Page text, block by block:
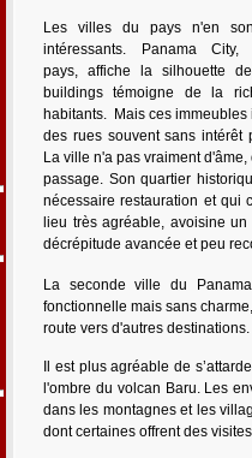
Les villes du pays n'en
intéressants. Panama
pays, affiche la silhouette
buildings témoigne de la
habitants. Mais ces
des rues souvent sans intérêt
La ville n'a pas vraiment
passage. Son quartier
nécessaire restauration et qui
lieu très agréable, avoisine
décrépitude avancée et peu
La seconde ville du
fonctionnelle mais sans
route vers d'autres destinations.
Il est plus agréable de
l'ombre du volcan Baru. Les
dans les montagnes et les
dont certaines offrent des